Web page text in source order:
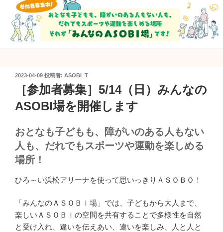
投
2023-04-09 投稿者: ASOBI_T
［参加者募集］5/14（日）みんなの
ASOBI場を開催します
おとなも子どもも、障がいのある人もない
人も、だれでもスポーツや運動を楽しめる
場所！
ひろ～い浜松アリーナを使って思いっきりＡＳＯＢＯ！
「みんなのＡＳＯＢＩ場」では、子どもから大人まで、
楽しいＡＳＯＢＩの空間を共有することで多様性を自然
と受け入れ、違いを伝えあい、違いを楽しみ、人と人と